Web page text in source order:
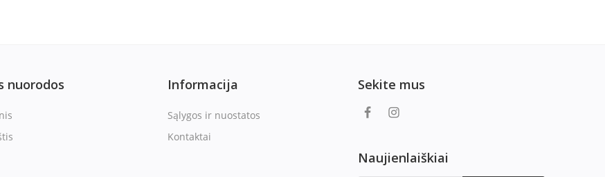
nuorodos Informacija
Sąlygos ir nuostatos
Kontaktai
Sekite mus
Naujienlaiškiai